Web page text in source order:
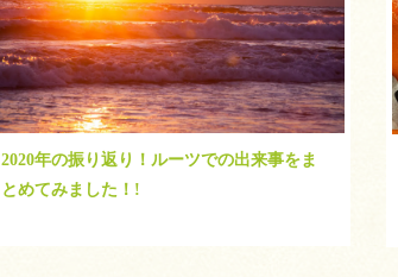
2020年の振り返り！ルーツでの出来事をま
とめてみました！!